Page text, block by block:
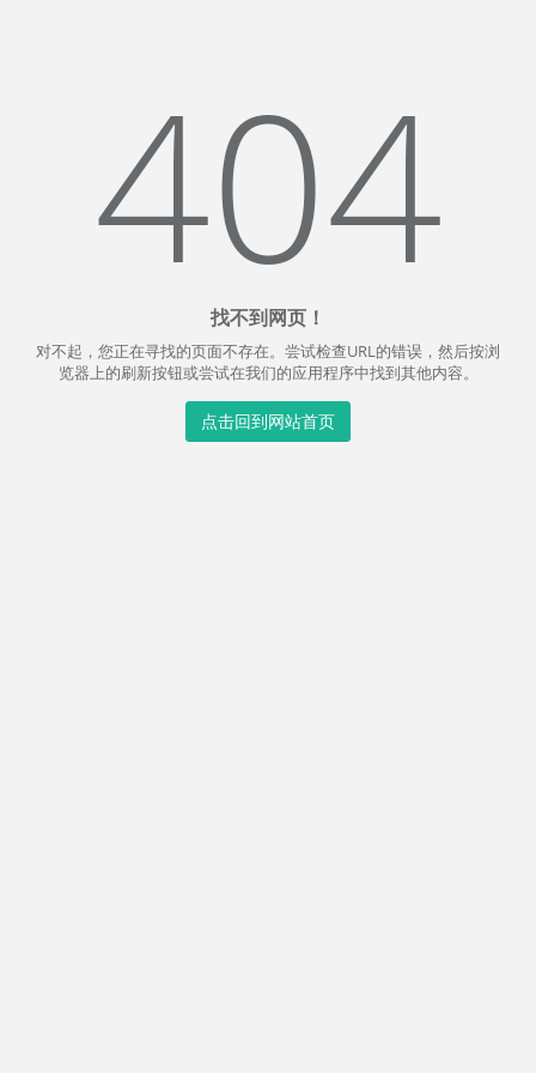
404
找不到网页！
对不起，您正在寻找的页面不存在。尝试检查URL的错误，然后按浏
览器上的刷新按钮或尝试在我们的应用程序中找到其他内容。
点击回到网站首页